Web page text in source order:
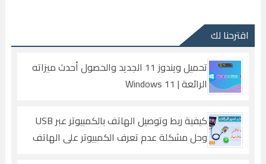
اقترحنا لك
تحميل ويندوز 11 الجديد والحصول أحدث ميزاته
الرائعة | Windows 11
كيفية ربط وتوصيل الهاتف بالكمبيوتر عبر USB
وحل مشكلة عدم تعرف الكمبيوتر على الهاتف
(الحل النهائي)